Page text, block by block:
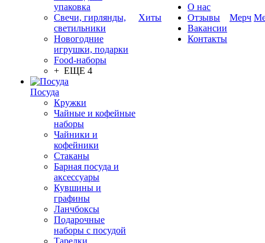
упаковка
Свечи, гирлянды,
светильники
Новогодние
игрушки, подарки
Food-наборы
+ ЕЩЕ 4
Посуда
Кружки
Чайные и кофейные
наборы
Чайники и
кофейники
Стаканы
Барная посуда и
аксессуары
Кувшины и
графины
Ланчбоксы
Подарочные
наборы с посудой
Тарелки
Хиты
О нас
Отзывы
Вакансии
Контакты
Мерч